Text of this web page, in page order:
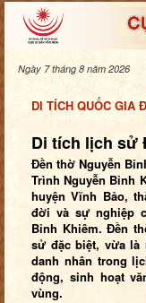
Ngày 7 tháng 8 năm 2026
DI TÍCH QUỐC GIA
Di tích lịch sử
Đền thờ Nguyễn
Trình Nguyễn Bỉnh
huyện Vĩnh Bảo,
đời và sự nghiệp
Bỉnh Khiêm. Đền
sử đặc biệt, vừa
danh nhân trong
động, sinh hoạt
vùng.